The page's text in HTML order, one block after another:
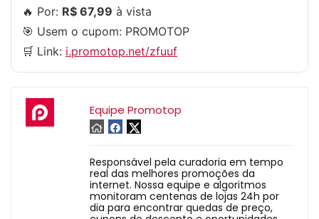
🔥 Por: R$ 67,99 à vista
🎯 Usem o cupom: PROMOTOP
🛒 Link: i.promotop.net/zfuuf
Equipe Promotop
Responsável pela curadoria em tempo
real das melhores promoções da
internet. Nossa equipe e algoritmos
monitoram centenas de lojas 24h por
dia para encontrar quedas de preço,